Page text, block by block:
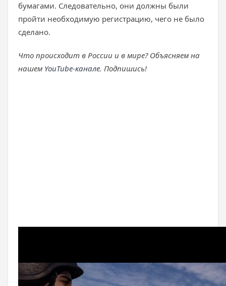
бумагами. Следовательно, они должны были
пройти необходимую регистрацию, чего не было
сделано.
Что происходит в России и в мире? Объясняем на
нашем YouTube-канале. Подпишись!